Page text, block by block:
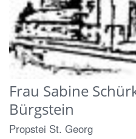
Frau Sabine
Bürgstein
Propstei St. Georg